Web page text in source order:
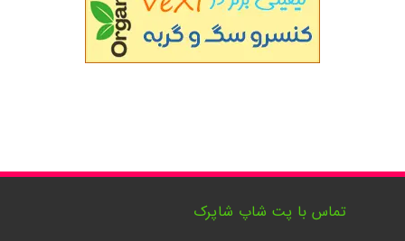
تماس با پت شاپ شاپرک